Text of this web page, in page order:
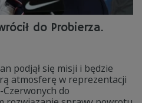
do Probierza.
podjął się misji i będzie
atmosferę w reprezentacji
do